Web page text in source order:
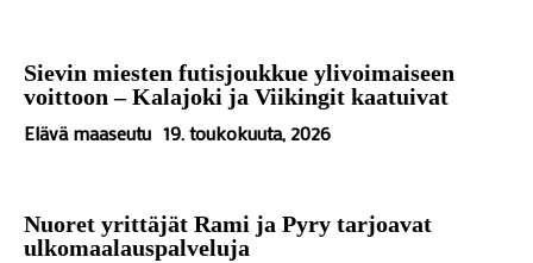
Sievin miesten futisjoukkue ylivoimaiseen
voittoon – Kalajoki ja Viikingit kaatuivat
Elävä maaseutu 19. toukokuuta, 2026
Nuoret yrittäjät Rami ja Pyry tarjoavat
ulkomaalauspalveluja